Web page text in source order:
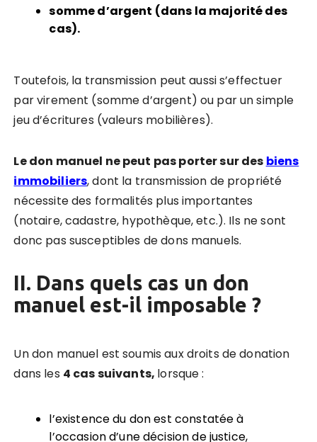
somme d’argent (dans la majorité des
cas).
Toutefois, la transmission peut aussi s’effectuer
par virement (somme d’argent) ou par un simple
jeu d’écritures (valeurs mobilières).
Le don manuel ne peut pas porter sur des biens
immobiliers, dont la transmission de propriété
nécessite des formalités plus importantes
(notaire, cadastre, hypothèque, etc.). Ils ne sont
donc pas susceptibles de dons manuels.
II. Dans quels cas un don
manuel est-il imposable ?
Un don manuel est soumis aux droits de donation
dans les 4 cas suivants, lorsque :
l’existence du don est constatée à
l’occasion d’une décision de justice,